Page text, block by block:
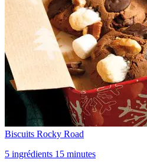
Biscuits Rocky Road
5 ingrédients 15 minutes